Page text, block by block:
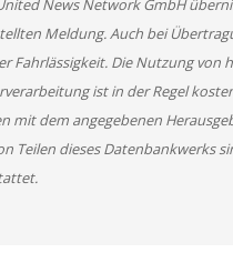
News Network GmbH
Meldung. Auch bei
Fahrlässigkeit. Die Nutzung
ist in der Regel
mit dem angegebenen
Teilen dieses Datenbankwerks